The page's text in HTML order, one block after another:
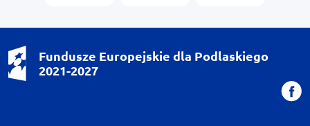
Fundusze Europejskie dla Podlaskiego
2021-2027